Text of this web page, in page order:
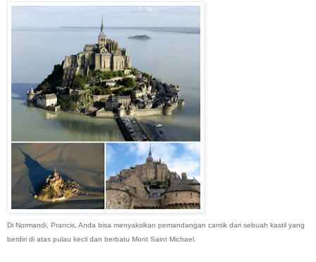
Di Normandi, Prancis, Anda bisa menyaksikan pemandangan cantik dari sebuah kastil yang
berdiri di atas pulau kecil dan berbatu Mont Saint Michael.